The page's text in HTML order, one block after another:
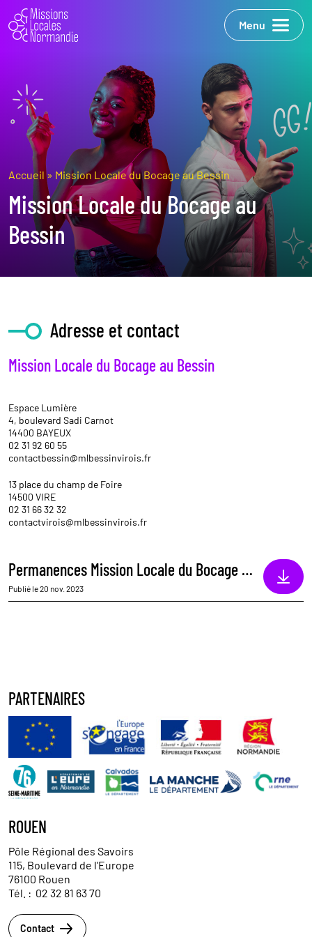
Menu
Accueil» Mission Locale du Bocage au Bessin
Mission Locale du Bocage au
Bessin
Adresse et contact
Mission Locale du Bocage au Bessin
Espace Lumière
4, boulevard Sadi Carnot
14400 BAYEUX
02 31 92 60 55
contactbessin@mlbessinvirois.fr
13 place du champ de Foire
14500 VIRE
02 31 66 32 32
contactvirois@mlbessinvirois.fr
Permanences Mission Locale du Bocage au Bessin
Publié le 20 nov. 2023
PARTENAIRES
ROUEN
Pôle Régional des Savoirs
115, Boulevard de l'Europe
76100 Rouen
Tél. : 02 32 81 63 70
Contact